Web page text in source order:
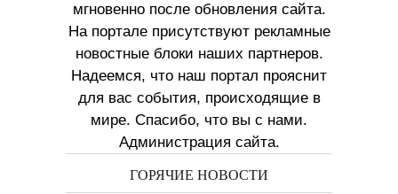
мгновенно после обновления сайта.
На портале присутствуют рекламные
новостные блоки наших партнеров.
Надеемся, что наш портал прояснит
для вас события, происходящие в
мире. Спасибо, что вы с нами.
Администрация сайта.
ГОРЯЧИЕ НОВОСТИ